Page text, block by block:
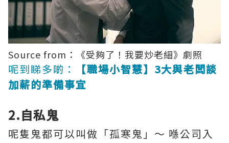
Source from：《受夠了！我要炒老細》劇照
呢到睇多啲：
【職場小智慧】3大與老闆談
加薪的準備事宜
2.自私鬼
呢隻鬼都可以叫做「孤寒鬼」～ 喺公司入